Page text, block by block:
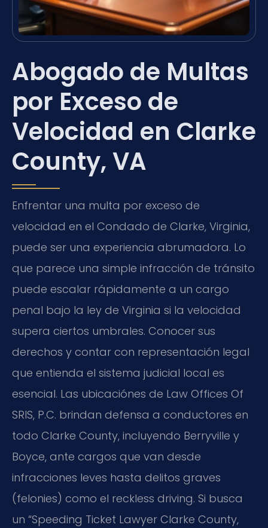
Abogado de Multas
por Exceso de
Velocidad en Clarke
County, VA
Enfrentar una multa por exceso de
velocidad en el Condado de Clarke, Virginia,
puede ser una experiencia abrumadora. Lo
que parece una simple infracción de tránsito
puede escalar rápidamente a un cargo
penal bajo la ley de Virginia si la velocidad
supera ciertos umbrales. Conocer sus
derechos y contar con representación legal
que entienda el sistema judicial local es
esencial. Las ubicaciónes de Law Offices Of
SRIS, P.C. brindan defensa a conductores en
todo Clarke County, incluyendo Berryville y
Boyce, ante cargos que van desde
infracciones leves hasta delitos graves
(felonies) como el reckless driving. Si busca
un “Speeding Ticket Lawyer Clarke County,